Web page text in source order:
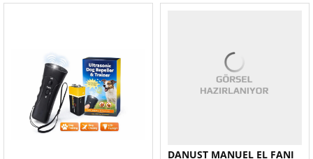
DANUST MANUEL EL FANI